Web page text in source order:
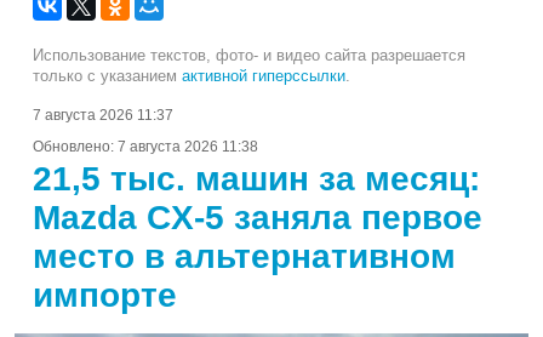
Использование текстов, фото- и видео сайта разрешается
только с указанием активной гиперссылки.
7 августа 2026 11:37
Обновлено: 7 августа 2026 11:38
21,5 тыс. машин за месяц:
Mazda CX-5 заняла первое
место в альтернативном
импорте